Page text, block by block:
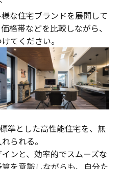
な住宅ブランドを展開して
格帯などを比較しながら、
てください。
準とした高性能住宅を、無
られる。
ンと、効率的でスムーズな
を意識しながらも、自分た